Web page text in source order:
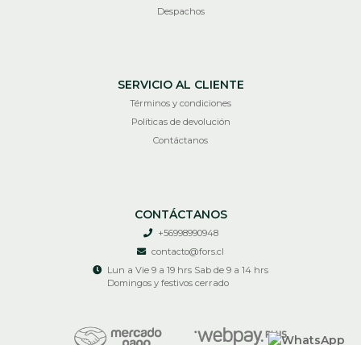
Despachos
SERVICIO AL CLIENTE
Términos y condiciones
Políticas de devolución
Contáctanos
CONTÁCTANOS
+56998990948
contacto@fors.cl
Lun a Vie 9 a 19 hrs Sab de 9 a 14 hrs
Domingos y festivos cerrado